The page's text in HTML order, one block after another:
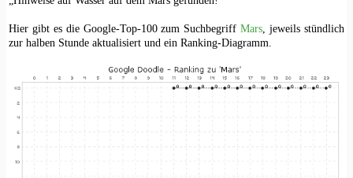
Hier gibt es die Google-Top-100 zum SuchbegriffMars , jeweils stündlich
zur halben Stunde aktualisiert und ein Ranking-Diagramm.